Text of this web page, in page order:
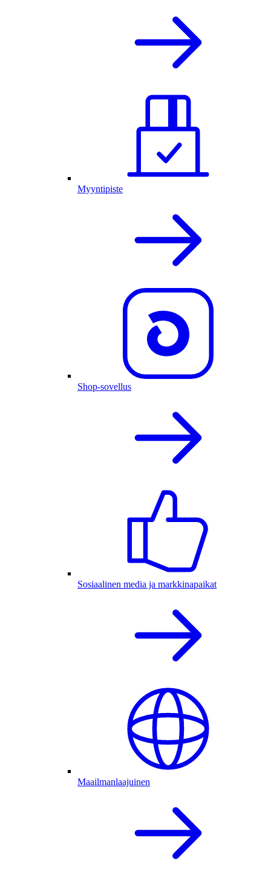
Myyntipiste
Shop-sovellus
Sosiaalinen media ja markkinapaikat
Maailmanlaajuinen